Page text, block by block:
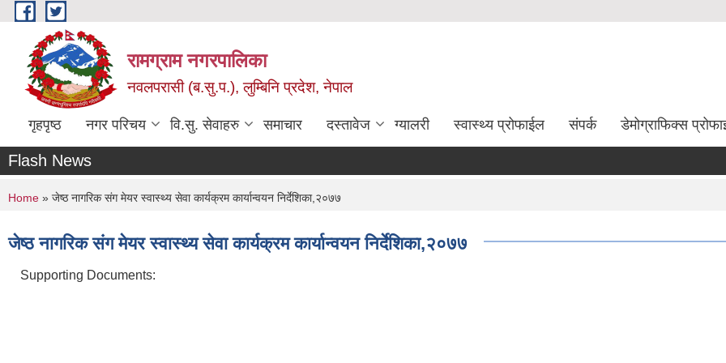
Skip to main content
रामग्राम नगरपालिका
नवलपरासी (ब.सु.प.), लुम्बिनि प्रदेश, नेपाल
गृहपृष्ठ नगर परिचय वि.सु. सेवाहरु समाचार दस्तावेज ग्यालरी स्वास्थ्य प्रोफाईल संपर्क डेमोग्राफिक्स
Flash News
You are here
Home » जेष्ठ नागरिक संग मेयर स्वास्थ्य सेवा कार्यक्रम कार्यान्वयन निर्देशिका,२०७७
जेष्ठ नागरिक संग मेयर स्वास्थ्य सेवा कार्यक्रम कार्यान्वयन निर्देशिका,२०७७
Supporting Documents: